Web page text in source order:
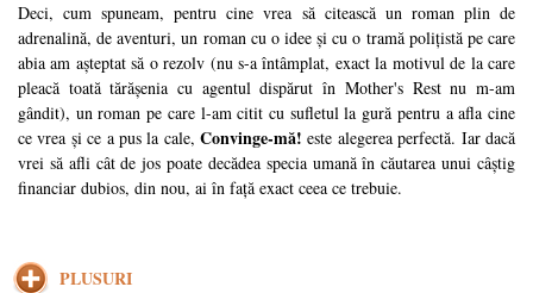
Deci, cum spuneam, pentru cine vrea să citească un roman plin de
adrenalină, de aventuri, un roman cu o idee și cu o tramă polițistă pe care
abia am așteptat să o rezolv (nu s-a întâmplat, exact la motivul de la care
pleacă toată tărășenia cu agentul dispărut în Mother's Rest nu m-am
gândit), un roman pe care l-am citit cu sufletul la gură pentru a afla cine
ce vrea și ce a pus la cale,Convinge-mă! este alegerea perfectă. Iar dacă
vrei să afli cât de jos poate decădea specia umană în căutarea unui câștig
financiar dubios, din nou, ai în față exact ceea ce trebuie.
PLUSURI